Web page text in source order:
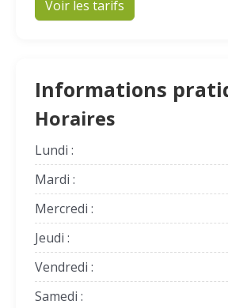
Voir les tarifs
Informations
Horaires
Lundi :
Mardi :
Mercredi :
Jeudi :
Vendredi :
Samedi :